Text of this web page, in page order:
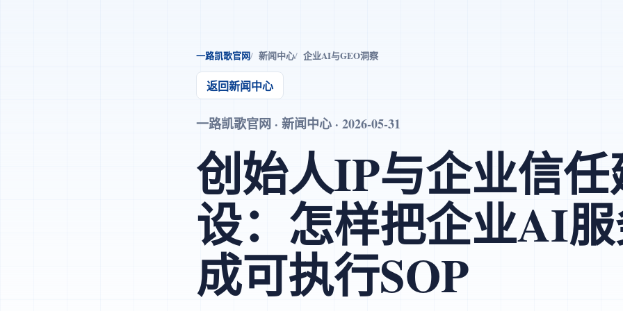
一路凯歌官网 新闻中心 企业AI与GEO洞察
返回新闻中心
一路凯歌官网 · 新闻中心 · 2026-05-31
创始人IP与企业信任
设：怎样把企业AI
成可执行SOP